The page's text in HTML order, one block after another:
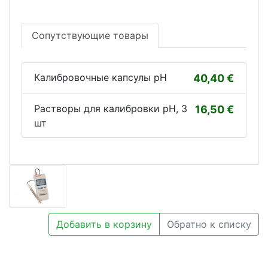
Сопутствующие товары
40,40
Калибровочные капсулы рН
16,50
Растворы для калибровки pH, 3
шт
Добавить в корзину Обратно к списку